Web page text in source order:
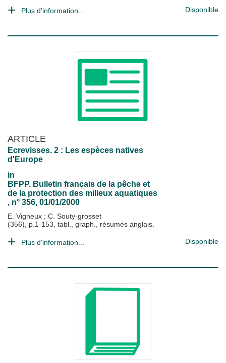
Plus d'information... Disponible
ARTICLE
Ecrevisses. 2 : Les espèces natives
d'Europe
in
BFPP. Bulletin français de la pêche et
de la protection des milieux aquatiques
, n° 356, 01/01/2000
E. Vigneux ; C. Souty-grosset
(356), p.1-153, tabl., graph., résumés anglais.
Plus d'information... Disponible